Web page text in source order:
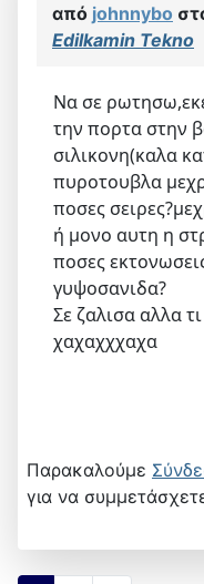
από johnnybo
Edilkamin Tekno
Να σε
την πορτα στην
σιλικονη(καλα
πυροτουβλα
ποσες
ή μονο αυτη η
ποσες
γυψοσανιδα?
Σε ζαλισα αλλα
χαχαχχχαχα
Παρακαλούμε
για να